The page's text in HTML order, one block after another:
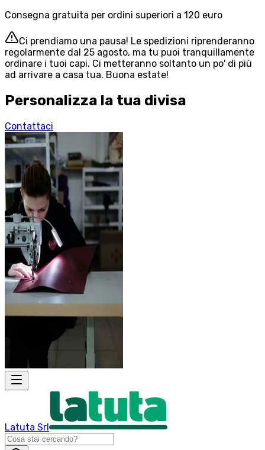
Consegna gratuita per ordini superiori a 120 euro
Ci prendiamo una pausa! Le spedizioni riprenderanno
regolarmente dal 25 agosto, ma tu puoi tranquillamente
ordinare i tuoi capi. Ci metteranno soltanto un po' di più
ad arrivare a casa tua. Buona estate!
Personalizza la tua divisa
Contattaci
Latuta Srl